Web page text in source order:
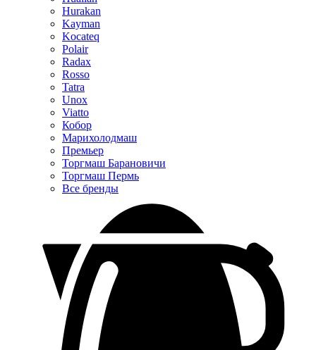
Hurakan
Kayman
Kocateq
Polair
Radax
Rosso
Tatra
Unox
Viatto
Кобор
Марихолодмаш
Премьер
Торгмаш Барановичи
Торгмаш Пермь
Все бренды